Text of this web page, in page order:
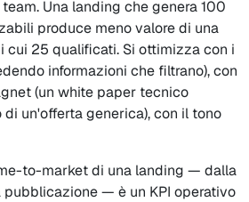
Una landing che genera 100
produce meno valore di una
cui 25 qualificati. Si ottimizza con i
informazioni che filtrano), con
(un white paper tecnico
un'offerta generica), con il tono
to-market di una landing — dalla
— è un KPI operativo